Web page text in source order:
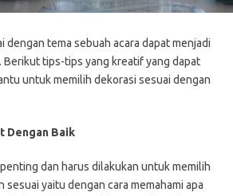
dengan tema sebuah acara dapat menjadi
Berikut tips-tips yang kreatif yang dapat
untuk memilih dekorasi sesuai dengan
Dengan Baik
dan harus dilakukan untuk memilih
sesuai yaitu dengan cara memahami apa